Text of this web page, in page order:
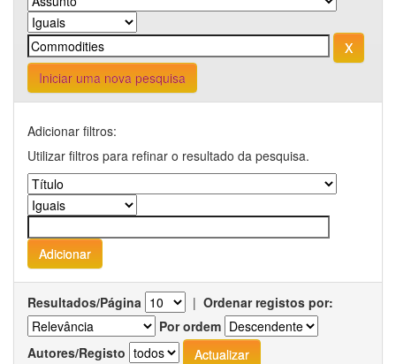
Iniciar uma nova pesquisa
Adicionar filtros:
Utilizar filtros para refinar o resultado da pesquisa.
Resultados/Página | Ordenar registos por:
Por ordem
Autores/Registo